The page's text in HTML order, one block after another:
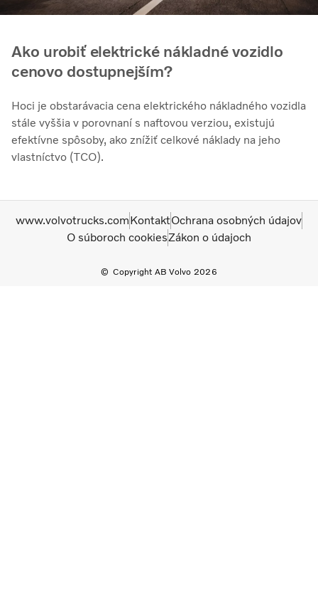
Ako urobiť elektrické nákladné vozidlo
cenovo dostupnejším?
Hoci je obstarávacia cena elektrického nákladného vozidla
stále vyššia v porovnaní s naftovou verziou, existujú
efektívne spôsoby, ako znížiť celkové náklady na jeho
vlastníctvo (TCO).
Copyright AB Volvo 2026
www.volvotrucks.comKontaktOchrana osobných údajov
O súboroch cookiesZákon o údajoch